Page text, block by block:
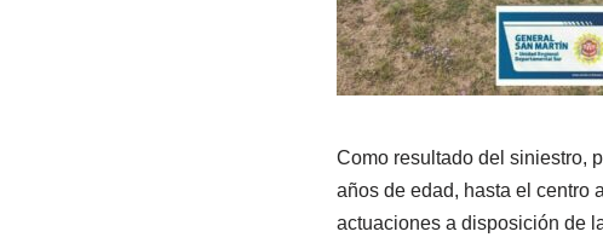
Como resultado del siniestro,
años de edad, hasta el centro
actuaciones a disposición de